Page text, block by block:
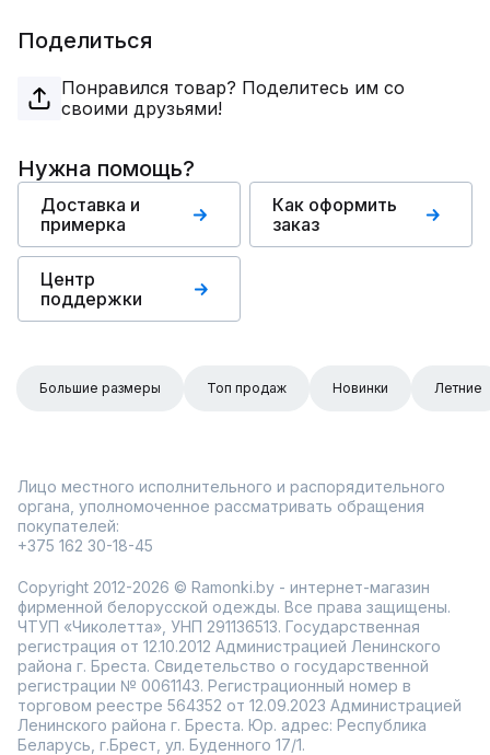
Поделиться
Понравился товар? Поделитесь им со
своими друзьями!
Нужна помощь?
Доставка и
примерка
Как оформить
заказ
Центр
поддержки
Большие размеры Топ продаж Новинки Летние
Лицо местного исполнительного и распорядительного
органа, уполномоченное рассматривать обращения
покупателей:
+375 162 30-18-45
Copyright 2012-2026 © Ramonki.by - интернет-магазин
фирменной белорусской одежды. Все права защищены.
ЧТУП «Чиколетта», УНП 291136513. Государственная
регистрация от 12.10.2012 Администрацией Ленинского
района г. Бреста. Свидетельство о государственной
регистрации № 0061143. Регистрационный номер в
торговом реестре 564352 от 12.09.2023 Администрацией
Ленинского района г. Бреста. Юр. адрес: Республика
Беларусь, г.Брест, ул. Буденного 17/1.